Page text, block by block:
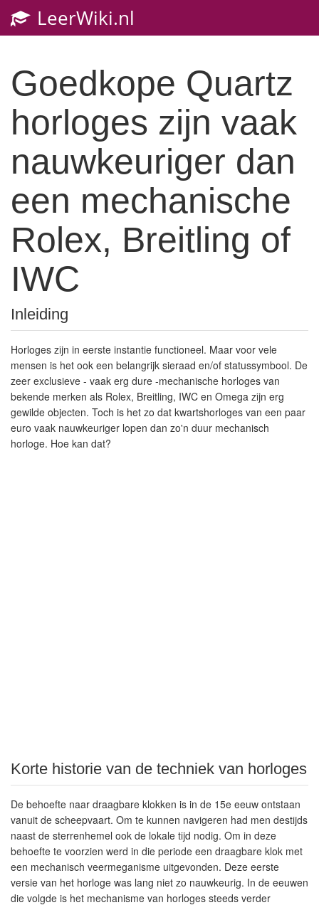
LeerWiki.nl
Goedkope Quartz
horloges zijn vaak
nauwkeuriger dan
een mechanische
Rolex, Breitling of
IWC
Inleiding
Horloges zijn in eerste instantie functioneel. Maar voor vele
mensen is het ook een belangrijk sieraad en/of statussymbool. De
zeer exclusieve - vaak erg dure -mechanische horloges van
bekende merken als Rolex, Breitling, IWC en Omega zijn erg
gewilde objecten. Toch is het zo dat kwartshorloges van een paar
euro vaak nauwkeuriger lopen dan zo'n duur mechanisch
horloge. Hoe kan dat?
Korte historie van de techniek van horloges
De behoefte naar draagbare klokken is in de 15e eeuw ontstaan
vanuit de scheepvaart. Om te kunnen navigeren had men destijds
naast de sterrenhemel ook de lokale tijd nodig. Om in deze
behoefte te voorzien werd in die periode een draagbare klok met
een mechanisch veermeganisme uitgevonden. Deze eerste
versie van het horloge was lang niet zo nauwkeurig. In de eeuwen
die volgde is het mechanisme van horloges steeds verder